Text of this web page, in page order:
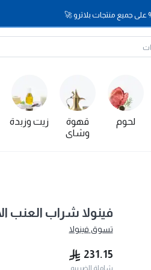
لحوم
قهوة
وشاي
زيت وزبدة
فينولا شراب العنب الاحمر
تسوق فينولا
231.15
شاملة الضريبه